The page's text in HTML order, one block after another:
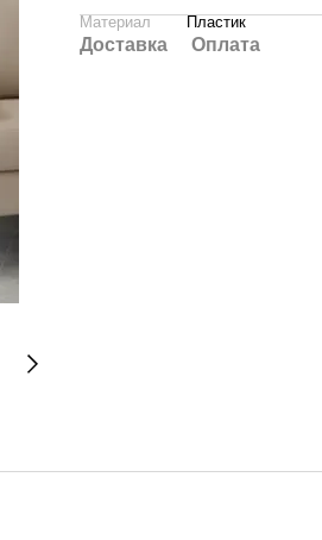
Материал
Пластик
Доставка Оплата